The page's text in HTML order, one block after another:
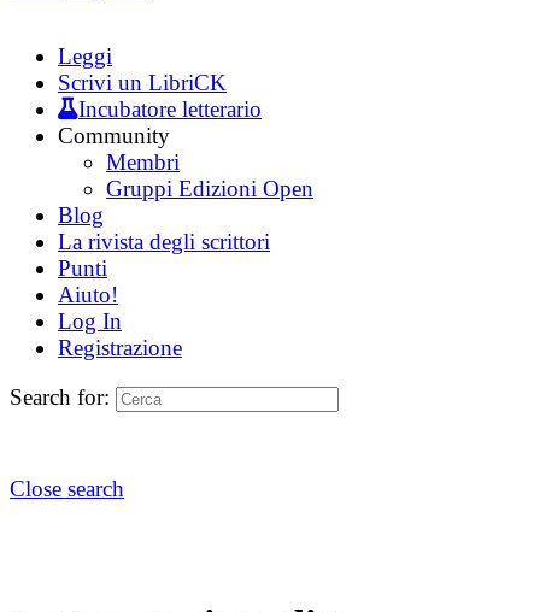
Leggi
Scrivi un LibriCK
Incubatore letterario
Community
Membri
Gruppi Edizioni Open
Blog
La rivista degli scrittori
Punti
Aiuto!
Log In
Registrazione
Search for:
Close search